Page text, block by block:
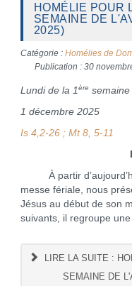
HOMÉLIE POUR
SEMAINE DE
2025)
Catégorie : Homélies de
Publication : 30
Lundi de la 1ère semaine
1 décembre 2025
Is 4,2-26 ; Mt 8, 5-11
À partir
messe fériale, nous
Jésus au début de son
suivants, il regroupe
LIRE LA SUITE :
SEMAINE DE